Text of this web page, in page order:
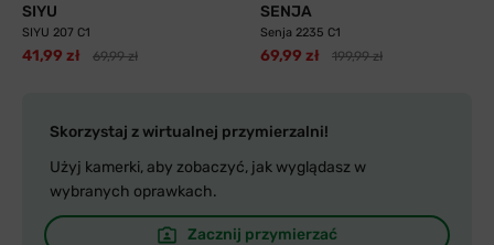
SIYU
SIYU 207 C1
41,99 zł 69,99 zł
Skorzystaj z wirtualnej przymierzalni!
Użyj kamerki, aby zobaczyć, jak wyglądasz w
wybranych oprawkach.
Zacznij przymierzać
SENJA
Senja 2235 C1
69,99 zł 199,99 zł